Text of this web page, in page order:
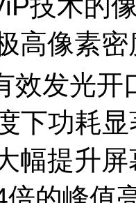
高像素
效发光开
下功耗
幅提升